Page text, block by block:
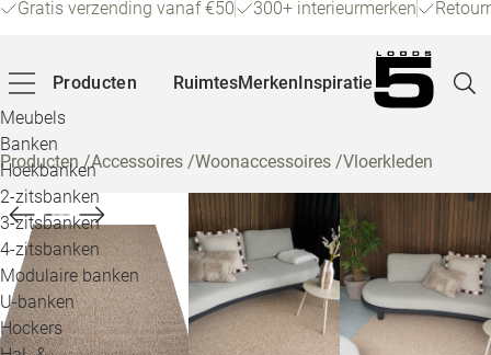
Gratis verzending vanaf €50 300+ interieurmerken
Producten
Meubels
Banken
Hoekbanken
2-zitsbanken
3-zitsbanken
4-zitsbanken
Modulaire banken
U-banken
Hockers
RuimtesMerkenInspiratie
Producten/Accessoires /Woonaccessoires /Vloerkleden